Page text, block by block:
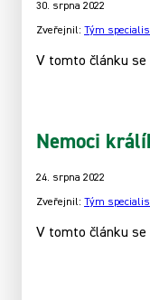
30. srpna 2022
Zveřejnil: Tým
V tomto článku se
Nemoci
24. srpna 2022
Zveřejnil: Tým
V tomto článku se